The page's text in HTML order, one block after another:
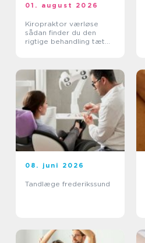
01. august 2026
Kiropraktor værløse
sådan finder du den
rigtige behandling tæt
08. juni 2026
Tandlæge frederikssund